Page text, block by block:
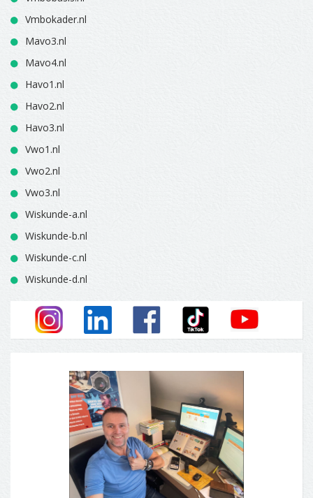
Vmbokader.nl
Mavo3.nl
Mavo4.nl
Havo1.nl
Havo2.nl
Havo3.nl
Vwo1.nl
Vwo2.nl
Vwo3.nl
Wiskunde-a.nl
Wiskunde-b.nl
Wiskunde-c.nl
Wiskunde-d.nl